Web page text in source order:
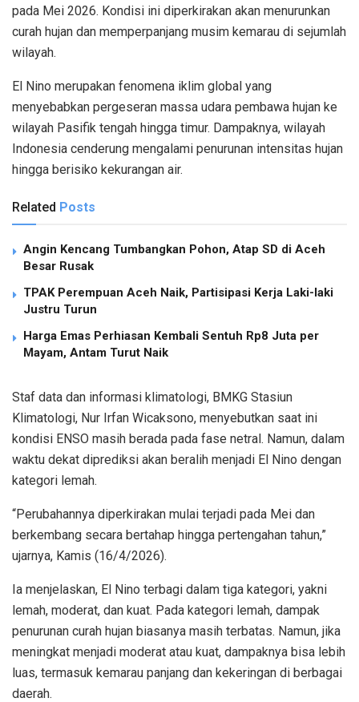
pada Mei 2026. Kondisi ini diperkirakan akan menurunkan
curah hujan dan memperpanjang musim kemarau di sejumlah
wilayah.
El Nino merupakan fenomena iklim global yang
menyebabkan pergeseran massa udara pembawa hujan ke
wilayah Pasifik tengah hingga timur. Dampaknya, wilayah
Indonesia cenderung mengalami penurunan intensitas hujan
hingga berisiko kekurangan air.
Related Posts
Angin Kencang Tumbangkan Pohon, Atap SD di Aceh
Besar Rusak
TPAK Perempuan Aceh Naik, Partisipasi Kerja Laki-laki
Justru Turun
Harga Emas Perhiasan Kembali Sentuh Rp8 Juta per
Mayam, Antam Turut Naik
Staf data dan informasi klimatologi, BMKG Stasiun
Klimatologi, Nur Irfan Wicaksono, menyebutkan saat ini
kondisi ENSO masih berada pada fase netral. Namun, dalam
waktu dekat diprediksi akan beralih menjadi El Nino dengan
kategori lemah.
“Perubahannya diperkirakan mulai terjadi pada Mei dan
berkembang secara bertahap hingga pertengahan tahun,”
ujarnya, Kamis (16/4/2026).
Ia menjelaskan, El Nino terbagi dalam tiga kategori, yakni
lemah, moderat, dan kuat. Pada kategori lemah, dampak
penurunan curah hujan biasanya masih terbatas. Namun, jika
meningkat menjadi moderat atau kuat, dampaknya bisa lebih
luas, termasuk kemarau panjang dan kekeringan di berbagai
daerah.